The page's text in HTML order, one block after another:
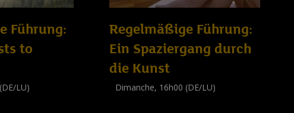
Führung:
to
LU)
Regelmäßige Führung:
Ein Spaziergang durch
die Kunst
Dimanche, 16h00 (DE/LU)